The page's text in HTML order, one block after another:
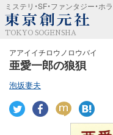
ミステリ・SF・ファンタジー・ホ
TOKYO SOGENSHA
アアイイチロウノロウバイ
亜愛一郎の狼狽
泡坂妻夫